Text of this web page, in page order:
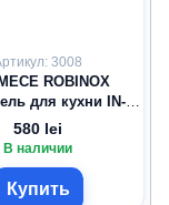
3008
ROBINOX
для кухни IN-
чёрный
580 lei
В наличии
Купить